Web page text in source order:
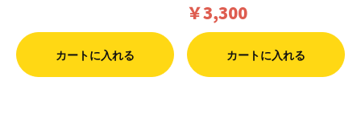
カートに入れる
￥3,300
カートに入れる